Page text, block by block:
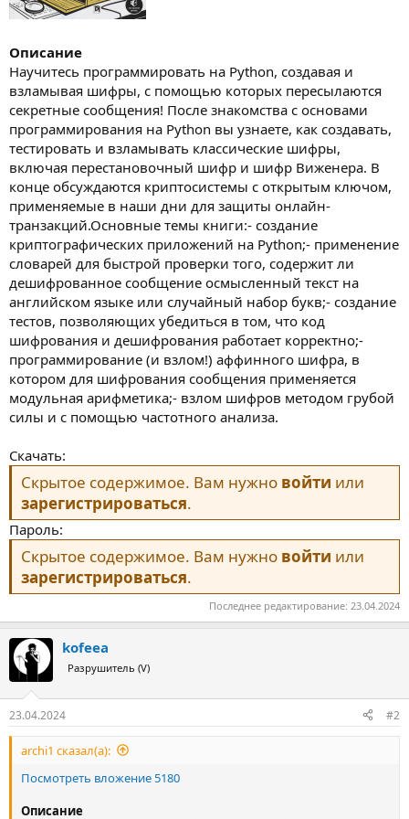
Описание
Научитесь программировать на Python, создавая и
взламывая шифры, с помощью которых пересылаются
секретные сообщения! После знакомства с основами
программирования на Python вы узнаете, как создавать,
тестировать и взламывать классические шифры,
включая перестановочный шифр и шифр Виженера. В
конце обсуждаются криптосистемы с открытым ключом,
применяемые в наши дни для защиты онлайн-
транзакций.Основные темы книги:- создание
криптографических приложений на Python;- применение
словарей для быстрой проверки того, содержит ли
дешифрованное сообщение осмысленный текст на
английском языке или случайный набор букв;- создание
тестов, позволяющих убедиться в том, что код
шифрования и дешифрования работает корректно;-
программирование (и взлом!) аффинного шифра, в
котором для шифрования сообщения применяется
модульная арифметика;- взлом шифров методом грубой
силы и с помощью частотного анализа.
Скачать:
Скрытое содержимое. Вам нужно войти или
зарегистрироваться.
Пароль:
Скрытое содержимое. Вам нужно войти или
зарегистрироваться.
Последнее редактирование: 23.04.2024
kofeea
Разрушитель (V)
23.04.2024 #2
archi1 сказал(а):
Посмотреть вложение 5180
Описание